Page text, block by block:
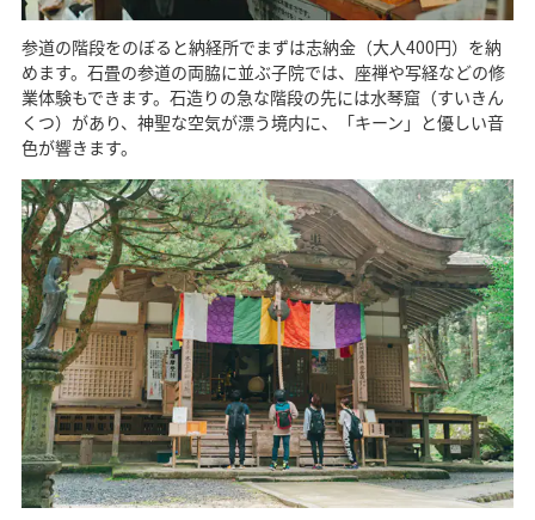
参道の階段をのぼると納経所でまずは志納金（大人400円）を納
めます。石畳の参道の両脇に並ぶ子院では、座禅や写経などの修
業体験もできます。石造りの急な階段の先には水琴窟（すいきん
くつ）があり、神聖な空気が漂う境内に、「キーン」と優しい音
色が響きます。